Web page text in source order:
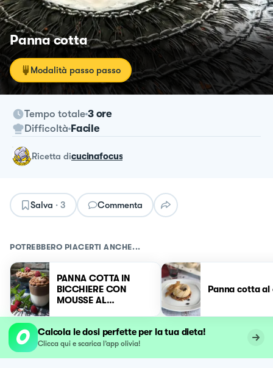
Panna cotta
Modalità passo passo
Tempo totale 3 ore
Difficoltà Facile
ricetta dicucinafocus
Salva · 3 Commenta
POTREBBERO PIACERTI ANCHE...
PANNA COTTA IN
BICCHIERE CON
MOUSSE AL
Panna cotta al
Calcola le dosi perfette per la tua dieta!
Clicca qui e scarica l’app olivia!